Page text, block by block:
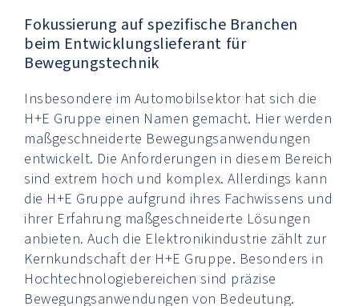
Fokussierung auf spezifische Branchen
beim Entwicklungslieferant für
Bewegungstechnik
Insbesondere im Automobilsektor hat sich die
H+E Gruppe einen Namen gemacht. Hier werden
maßgeschneiderte Bewegungsanwendungen
entwickelt. Die Anforderungen in diesem Bereich
sind extrem hoch und komplex. Allerdings kann
die H+E Gruppe aufgrund ihres Fachwissens und
ihrer Erfahrung maßgeschneiderte Lösungen
anbieten. Auch die Elektronikindustrie zählt zur
Kernkundschaft der H+E Gruppe. Besonders in
Hochtechnologiebereichen sind präzise
Bewegungsanwendungen von Bedeutung.